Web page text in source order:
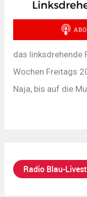
das linksdrehende
Wochen Freitags
Naja, bis auf die
Radio Blau-